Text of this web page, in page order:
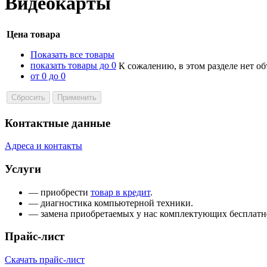
Цена товара
Показать все товары
показать товары до 0
от 0 до 0
К сожалению, в этом разделе нет
Контактные данные
Адреса и контакты
Услуги
— приобрести товар в кредит.
— диагностика компьютерной техники.
— замена приобретаемых у нас комплектующих
Прайс-лист
Скачать прайс-лист